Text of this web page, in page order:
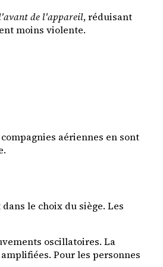
de l'appareil, réduisant
moins violente.
aériennes en sont
le choix du siège. Les
oscillatoires. La
Pour les personnes